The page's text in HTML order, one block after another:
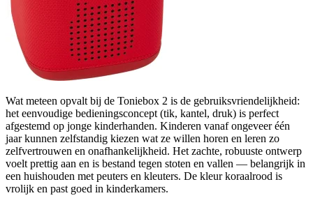
Wat meteen opvalt bij de Toniebox 2 is de gebruiksvriendelijkheid:
het eenvoudige bedieningsconcept (tik, kantel, druk) is perfect
afgestemd op jonge kinderhanden. Kinderen vanaf ongeveer één
jaar kunnen zelfstandig kiezen wat ze willen horen en leren zo
zelfvertrouwen en onafhankelijkheid. Het zachte, robuuste ontwerp
voelt prettig aan en is bestand tegen stoten en vallen — belangrijk in
een huishouden met peuters en kleuters. De kleur koraalrood is
vrolijk en past goed in kinderkamers.